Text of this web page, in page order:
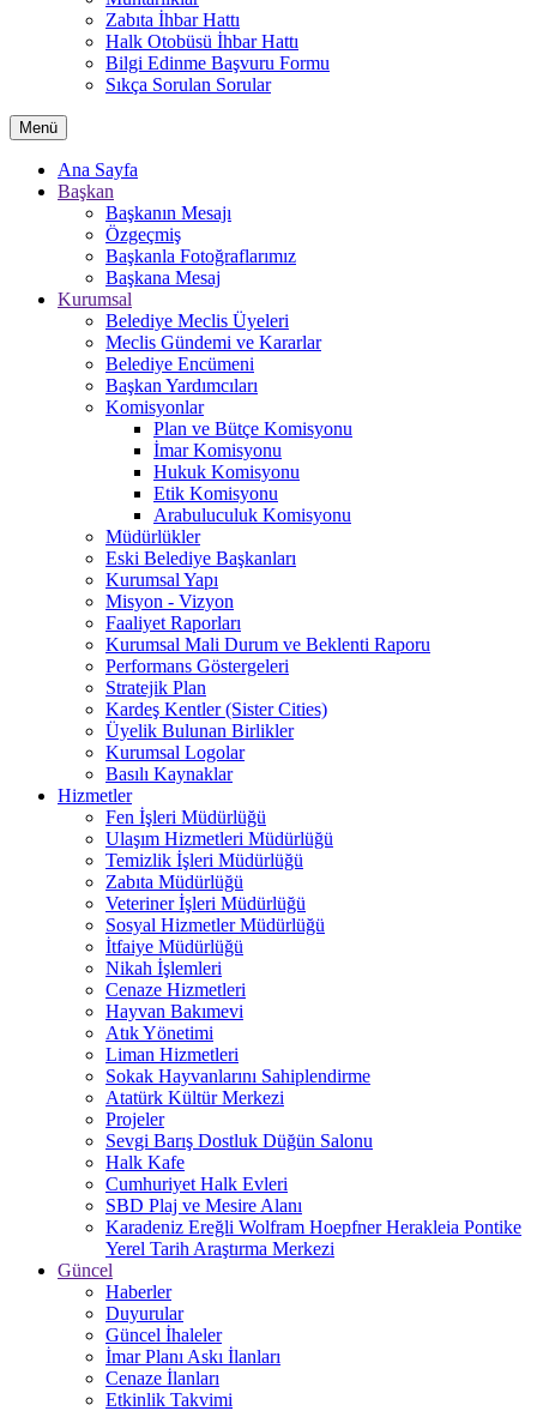
Zabıta İhbar Hattı
Halk Otobüsü İhbar Hattı
Bilgi Edinme Başvuru Formu
Sıkça Sorulan Sorular
Menü
Ana Sayfa
Başkan
Başkanın Mesajı
Özgeçmiş
Başkanla Fotoğraflarımız
Başkana Mesaj
Kurumsal
Belediye Meclis Üyeleri
Meclis Gündemi ve Kararlar
Belediye Encümeni
Başkan Yardımcıları
Komisyonlar
Plan ve Bütçe Komisyonu
İmar Komisyonu
Hukuk Komisyonu
Etik Komisyonu
Arabuluculuk Komisyonu
Müdürlükler
Eski Belediye Başkanları
Kurumsal Yapı
Misyon - Vizyon
Faaliyet Raporları
Kurumsal Mali Durum ve Beklenti Raporu
Performans Göstergeleri
Stratejik Plan
Kardeş Kentler (Sister Cities)
Üyelik Bulunan Birlikler
Kurumsal Logolar
Basılı Kaynaklar
Hizmetler
Fen İşleri Müdürlüğü
Ulaşım Hizmetleri Müdürlüğü
Temizlik İşleri Müdürlüğü
Zabıta Müdürlüğü
Veteriner İşleri Müdürlüğü
Sosyal Hizmetler Müdürlüğü
İtfaiye Müdürlüğü
Nikah İşlemleri
Cenaze Hizmetleri
Hayvan Bakımevi
Atık Yönetimi
Liman Hizmetleri
Sokak Hayvanlarını Sahiplendirme
Atatürk Kültür Merkezi
Projeler
Sevgi Barış Dostluk Düğün Salonu
Halk Kafe
Cumhuriyet Halk Evleri
SBD Plaj ve Mesire Alanı
Karadeniz Ereğli Wolfram Hoepfner Herakleia Pontike
Yerel Tarih Araştırma Merkezi
Güncel
Haberler
Duyurular
Güncel İhaleler
İmar Planı Askı İlanları
Cenaze İlanları
Etkinlik Takvimi